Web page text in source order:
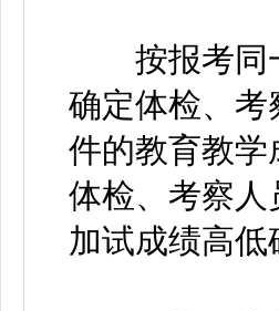
按报考同一
确定体检、
件的教育教
体检、考察人
加试成绩高低